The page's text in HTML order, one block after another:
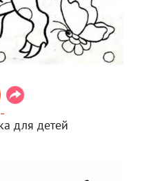
для детей